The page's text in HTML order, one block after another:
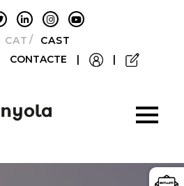
CATALÀCASTELLANO
CONTACTE | |